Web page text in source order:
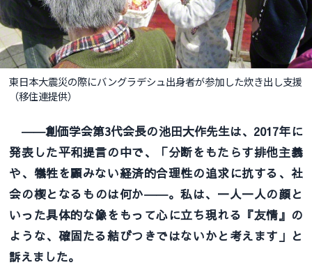
東日本大震災の際にバングラデシュ出身者が参加した炊き出し支援
（移住連提供）
――創価学会第3代会長の池田大作先生は、2017年に
発表した平和提言の中で、「分断をもたらす排他主義
や、犠牲を顧みない経済的合理性の追求に抗する、社
会の楔となるものは何か――。私は、一人一人の顔と
いった具体的な像をもって心に立ち現れる『友情』の
ような、確固たる結びつきではないかと考えます」と
訴えました。